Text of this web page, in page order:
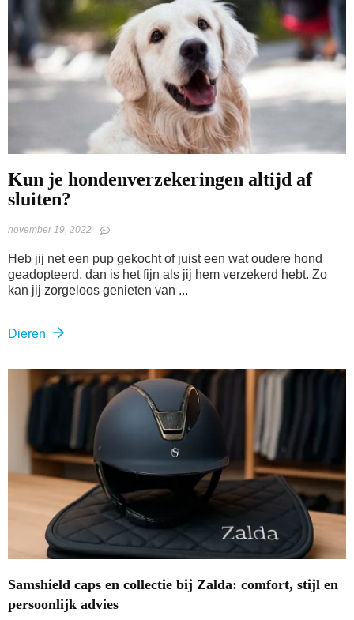
Kun je hondenverzekeringen altijd af
sluiten?
november 19, 2022
Heb jij net een pup gekocht of juist een wat oudere hond
geadopteerd, dan is het fijn als jij hem verzekerd hebt. Zo
kan jij zorgeloos genieten van ...
Dieren
Samshield caps en collectie bij Zalda: comfort, stijl en
persoonlijk advies